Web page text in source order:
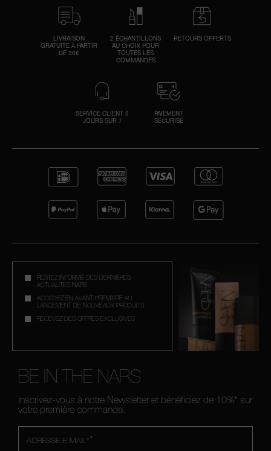
LIVRAISON
GRATUITE À PARTIR
DE 30€
2 ÉCHANTILLONS
AU CHOIX POUR
TOUTES LES
COMMANDES
RETOURS OFFERTS
SERVICE CLIENT 5
JOURS SUR 7
PAIEMENT
SÉCURISÉ
RESTEZ INFORMÉ DES DERNIÈRES
ACTUALITÉS NARS
ACCÉDEZ EN AVANT-PREMIÈRE AU
LANCEMENT DE NOUVEAUX PRODUITS
RECEVEZ DES OFFRES EXCLUSIVES
BE IN THE NARS
Inscrivez-vous à notre Newsletter et bénéficiez de 10%* sur
votre première commande.
*
ADRESSE E-MAIL*